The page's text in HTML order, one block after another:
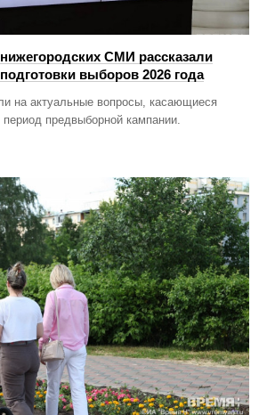
СМИ рассказали
выборов 2026 года
на актуальные вопросы, касающиеся
предвыборной кампании.